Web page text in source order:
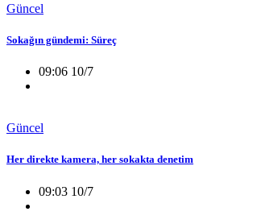
Güncel
Sokağın gündemi: Süreç
09:06 10/7
Güncel
Her direkte kamera, her sokakta denetim
09:03 10/7